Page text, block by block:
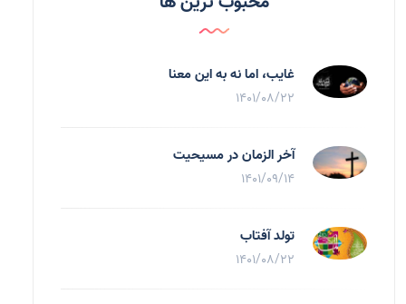
غایب، اما نه به اين معنا
1401/08/22
آخر الزمان در مسیحیت
1401/09/14
تولد آفتاب
1401/08/22